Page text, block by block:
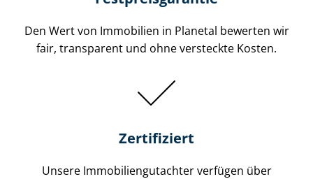
Den Wert von Immobilien in Planetal bewerten wir
fair, transparent und ohne versteckte Kosten.
Zertifiziert
Unsere Immobilien­gutachter verfügen über